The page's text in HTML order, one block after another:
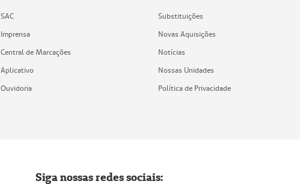
SAC
Imprensa
Central de Marcações
Aplicativo
Ouvidoria
Substituições
Novas Aquisições
Notícias
Nossas Unidades
Política de Privacidade
Siga nossas redes sociais: